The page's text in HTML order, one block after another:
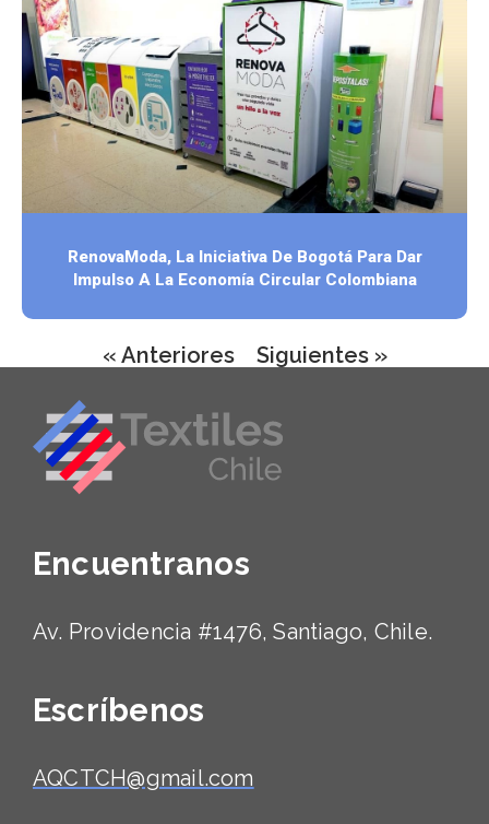
RenovaModa, La Iniciativa De Bogotá Para Dar
Impulso A La Economía Circular Colombiana
« Anteriores Siguientes »
Encuentranos
Av. Providencia #1476, Santiago, Chile.
Escríbenos
AQCTCH@gmail.com